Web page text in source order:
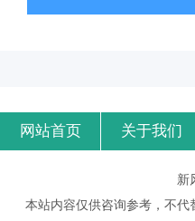
网站首页 关于我们
新
本站内容仅供咨询参考，不